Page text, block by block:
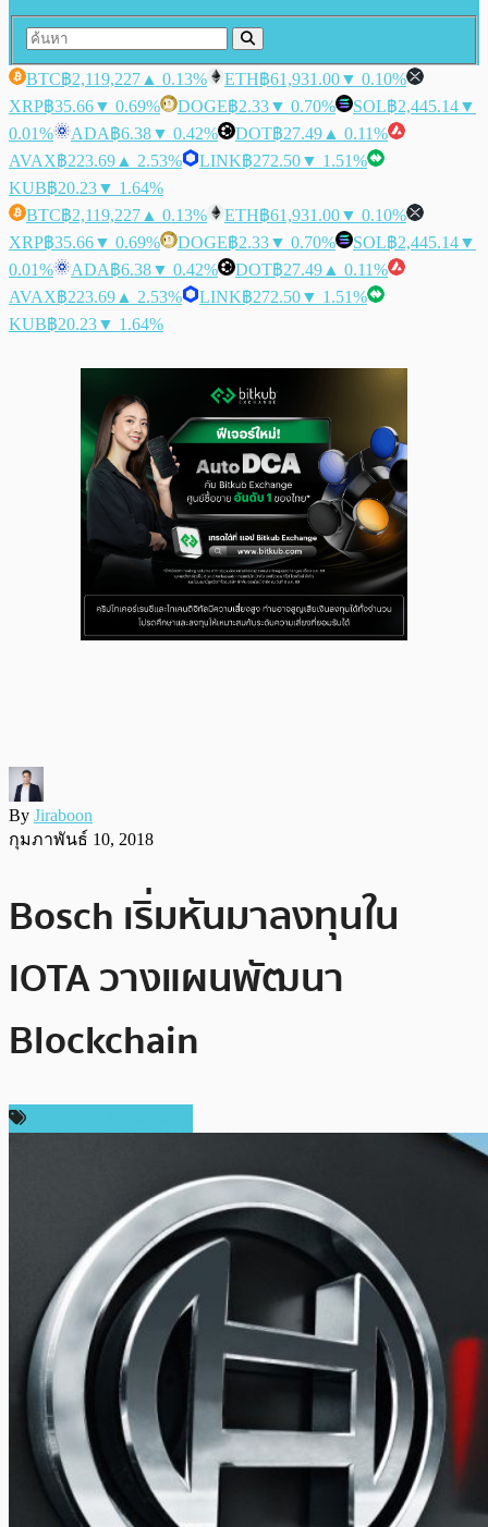
BTC฿2,119,227 ▲ 0.13% ETH฿61,931.00▼ 0.10%
XRP฿35.66▼ 0.69% DOGE฿2.33▼ 0.70% SOL฿2,445.14▼
0.01%
ADA฿6.38▼ 0.42% DOT฿27.49 ▲ 0.11%
AVAX฿223.69 ▲ 2.53% LINK฿272.50▼ 1.51%
KUB฿20.23▼ 1.64%
BTC฿2,119,227 ▲ 0.13% ETH฿61,931.00▼ 0.10%
XRP฿35.66▼ 0.69% DOGE฿2.33▼ 0.70% SOL฿2,445.14▼
0.01%
ADA฿6.38▼ 0.42% DOT฿27.49 ▲ 0.11%
AVAX฿223.69 ▲ 2.53% LINK฿272.50▼ 1.51%
KUB฿20.23▼ 1.64%
By Jiraboon
กุมภาพันธ์ 10, 2018
Bosch เริ่มหันมาลงทุนใน
IOTA วางแผนพัฒนา
Blockchain